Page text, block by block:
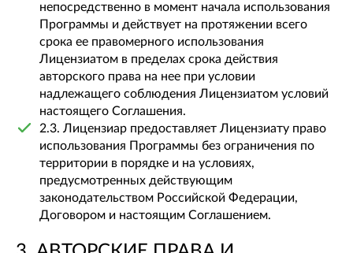
непосредственно в момент начала использования
Программы и действует на протяжении всего
срока ее правомерного использования
Лицензиатом в пределах срока действия
авторского права на нее при условии
надлежащего соблюдения Лицензиатом условий
настоящего Соглашения.
2.3. Лицензиар предоставляет Лицензиату право
использования Программы без ограничения по
территории в порядке и на условиях,
предусмотренных действующим
законодательством Российской Федерации,
Договором и настоящим Соглашением.